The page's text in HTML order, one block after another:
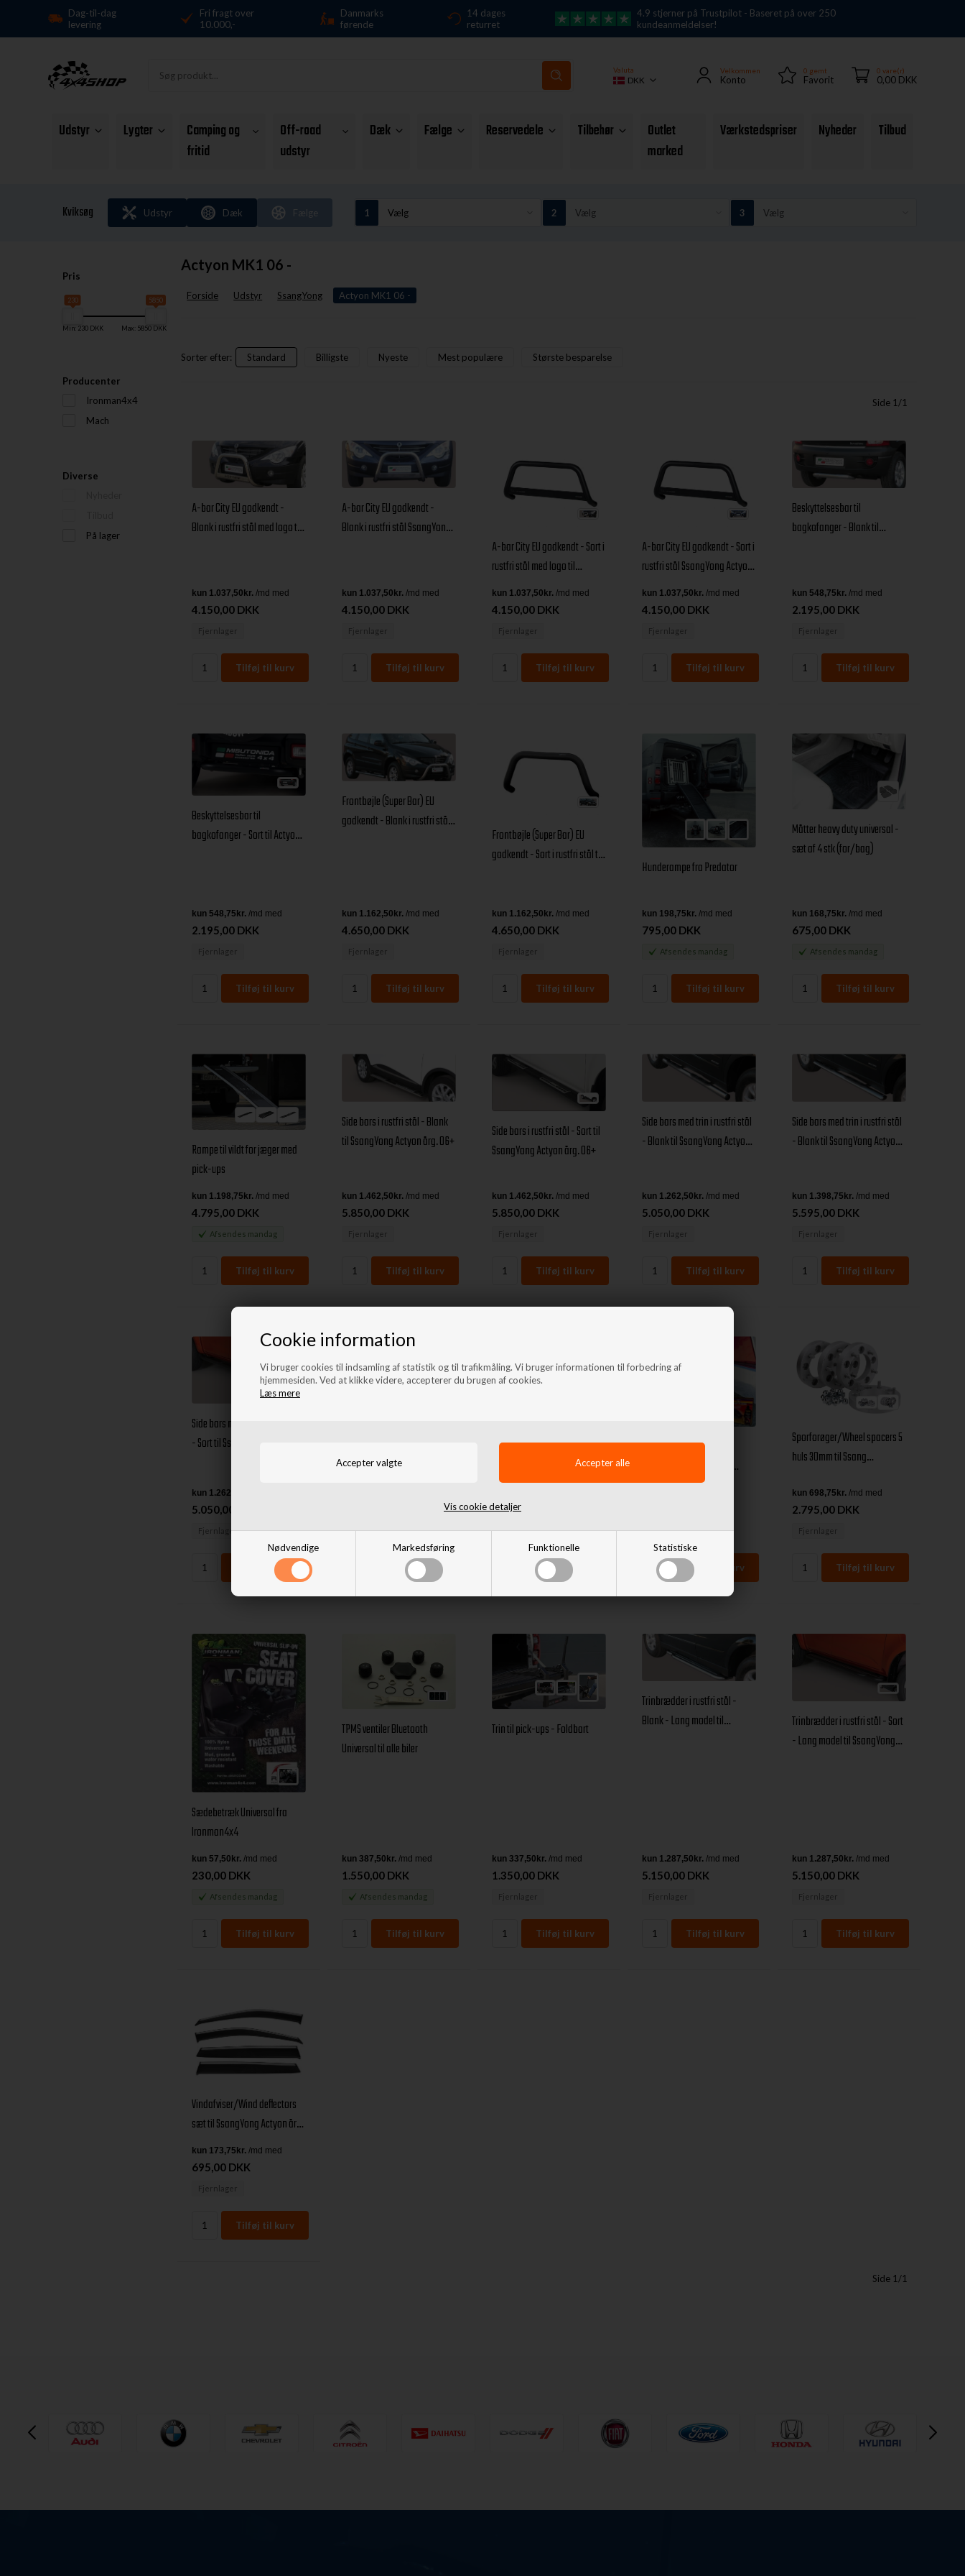
Cookie information
Vi bruger cookies til indsamling af statistik og til trafikmåling. Vi bruger informationen til forbedring af
hjemmesiden. Ved at klikke videre, accepterer du brugen af cookies.
Læs mere
Nødvendige Markedsføring Funktionelle Statistiske
Vis cookie detaljer
Dag-til-dag
levering
Fri fragt over
10.000,-
Danmarks
førende
14 dages
returret
4.9 stjerner på Trustpilot - Baseret på over 250
kundeanmeldelser!
Valuta
DKK
Velkommen
Konto
0 gemt
Favorit
0 vare(r)
0,00 DKK
Udstyr Lygter
Camping og
fritid
Off-road
udstyr
Dæk Fælge Reservedele Tilbehør
Outlet
marked
Værkstedspriser Nyheder Tilbud
Kviksøg Udstyr Dæk Fælge
Pris
230 5850
Min: 230 DKK Max: 5850 DKK
Producenter
Ironman4x4
Mach
Diverse
På lager
Actyon MK1 06 -
Forside Udstyr SsangYong Actyon MK1 06 -
Sorter efter: Standard Billigste Nyeste Mest populære Største besparelse
Side 1/1
A-bar City EU godkendt -
Blank i rustfri stål med logo til
4.150,00 DKK
Fjernlager
A-bar City EU godkendt -
Blank i rustfri stål SsangYong
4.150,00 DKK
Fjernlager
A-bar City EU godkendt - Sort i
rustfri stål med logo til
SsangYong Actyon årg. 06+
4.150,00 DKK
Fjernlager
A-bar City EU godkendt - Sort i
rustfri stål SsangYong Actyon
årg. 06+
4.150,00 DKK
Fjernlager
Beskyttelsesbar til
bagkofanger - Blank til
2.195,00 DKK
Fjernlager
Beskyttelsesbar til
bagkofanger - Sort til Actyon
2.195,00 DKK
Fjernlager
Frontbøjle (Super Bar) EU
godkendt - Blank i rustfri stål
4.650,00 DKK
Fjernlager
Frontbøjle (Super Bar) EU
godkendt - Sort i rustfri stål til
4.650,00 DKK
Fjernlager
Hunderampe fra Predator
795,00 DKK
Afsendes mandag
Måtter heavy duty universal -
sæt af 4 stk (for/bag)
675,00 DKK
Afsendes mandag
Rampe til vildt for jæger med
pick-ups
4.795,00 DKK
Afsendes mandag
Side bars i rustfri stål - Blank
til SsangYong Actyon årg. 06+
5.850,00 DKK
Fjernlager
Side bars i rustfri stål - Sort til
SsangYong Actyon årg. 06+
5.850,00 DKK
Fjernlager
Side bars med trin i rustfri stål
- Blank til SsangYong Actyon
5.050,00 DKK
Fjernlager
Side bars med trin i rustfri stål
- Blank til SsangYong Actyon
5.595,00 DKK
Fjernlager
Side bars med trin i rustfri stål
- Sort til SsangYong Actyon
5.050,00 DKK
Fjernlager Fjernlager
Skærmforøger
(Universal/Flexy Flares)
35mm fra Bushranger
1.325,00 DKK
Afsendesmandag
Skærmforøger
65mm fra Bushranger
Afsendesmandag
Sporforøger/Wheel spacers 5
huls 30mm til Ssang
Actyon Sport, Rexton
2.795,00 DKK
Fjernlager
Sædebetræk Universal fra
Ironman4x4
230,00 DKK
Afsendes mandag
TPMS ventiler Bluetooth
Universal til alle biler
1.550,00 DKK
Afsendes mandag
Trin til pick-ups - Foldbart
1.350,00 DKK
Fjernlager
Trinbrædder i rustfri stål -
Blank - Lang model til
5.150,00 DKK
Fjernlager
Trinbrædder i rustfri stål - Sort
- Lang model til SsangYong
5.150,00 DKK
Fjernlager
Vindafviser/Wind deflectors
sæt til SsangYong Actyon årg.
06+
695,00 DKK
Fjernlager
Side 1/1